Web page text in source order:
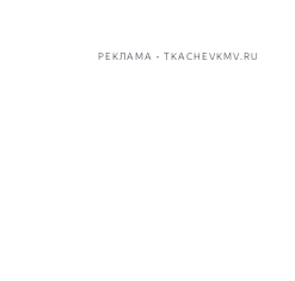
РЕКЛАМА • TKACHEVKMV.RU